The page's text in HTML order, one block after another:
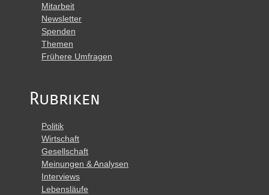
Mitarbeit
Newsletter
Spenden
Themen
Frühere Umfragen
Rubriken
Politik
Wirtschaft
Gesellschaft
Meinungen & Analysen
Interviews
Lebensläufe